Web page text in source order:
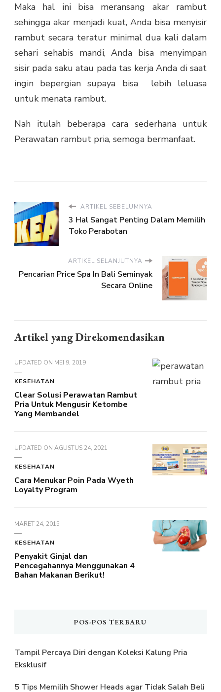
Maka hal ini bisa meransang akar rambut
sehingga akar menjadi kuat, Anda bisa menyisir
rambut secara teratur minimal dua kali dalam
sehari sehabis mandi, Anda bisa menyimpan
sisir pada saku atau pada tas kerja Anda di saat
ingin bepergian supaya bisa lebih leluasa
untuk menata rambut.
Nah itulah beberapa cara sederhana untuk
Perawatan rambut pria, semoga bermanfaat.
ARTIKEL SEBELUMNYA
3 Hal Sangat Penting Dalam Memilih
Toko Perabotan
ARTIKEL SELANJUTNYA
Pencarian Price Spa In Bali Seminyak
Secara Online
Artikel yang Direkomendasikan
UPDATED ON MEI 9, 2019
KESEHATAN
Clear Solusi Perawatan Rambut
Pria Untuk Mengusir Ketombe
Yang Membandel
UPDATED ON AGUSTUS 24, 2021
KESEHATAN
Cara Menukar Poin Pada Wyeth
Loyalty Program
MARET 24, 2015
KESEHATAN
Penyakit Ginjal dan
Pencegahannya Menggunakan 4
Bahan Makanan Berikut!
POS-POS TERBARU
Tampil Percaya Diri dengan Koleksi Kalung Pria
Eksklusif
5 Tips Memilih Shower Heads agar Tidak Salah Beli